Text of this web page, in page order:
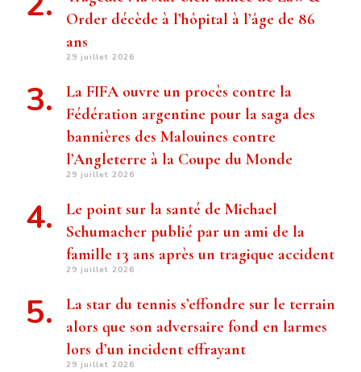
Order décède à l’hôpital à l’âge de 86
ans
29 juillet 2026
La FIFA ouvre un procès contre la
Fédération argentine pour la saga des
bannières des Malouines contre
l’Angleterre à la Coupe du Monde
29 juillet 2026
Le point sur la santé de Michael
Schumacher publié par un ami de la
famille 13 ans après un tragique accident
29 juillet 2026
La star du tennis s’effondre sur le terrain
alors que son adversaire fond en larmes
lors d’un incident effrayant
29 juillet 2026